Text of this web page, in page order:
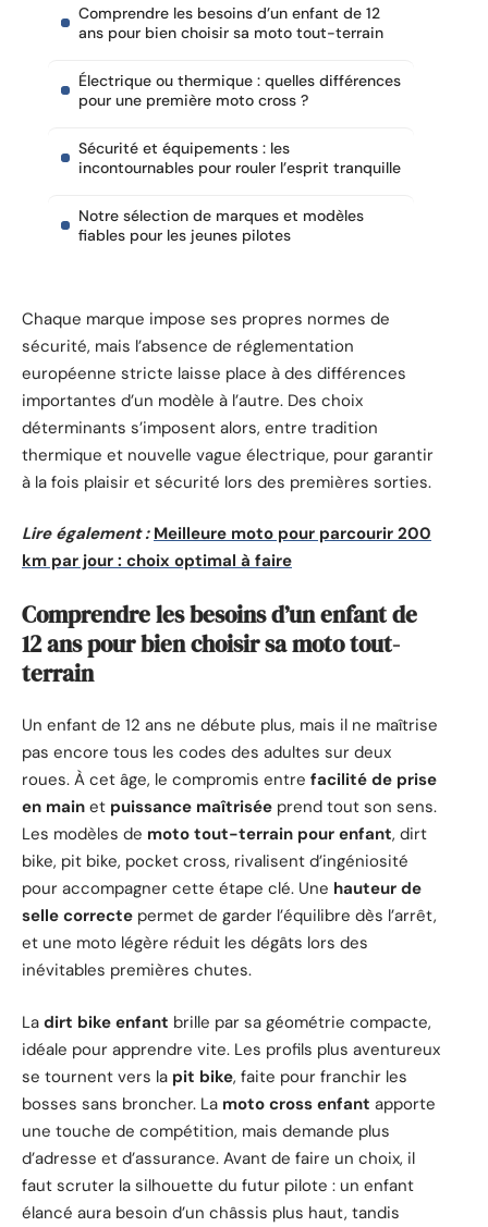
Comprendre les besoins d’un enfant de 12
ans pour bien choisir sa moto tout-terrain
Électrique ou thermique : quelles différences
pour une première moto cross ?
Sécurité et équipements : les
incontournables pour rouler l’esprit tranquille
Notre sélection de marques et modèles
fiables pour les jeunes pilotes
Chaque marque impose ses propres normes de
sécurité, mais l’absence de réglementation
européenne stricte laisse place à des différences
importantes d’un modèle à l’autre. Des choix
déterminants s’imposent alors, entre tradition
thermique et nouvelle vague électrique, pour garantir
à la fois plaisir et sécurité lors des premières sorties.
Lire également : Meilleure moto pour parcourir 200
km par jour : choix optimal à faire
Comprendre les besoins d’un enfant de
12 ans pour bien choisir sa moto tout-
terrain
Un enfant de 12 ans ne débute plus, mais il ne maîtrise
pas encore tous les codes des adultes sur deux
roues. À cet âge, le compromis entre facilité de prise
en main et puissance maîtrisée prend tout son sens.
Les modèles de moto tout-terrain pour enfant, dirt
bike, pit bike, pocket cross, rivalisent d’ingéniosité
pour accompagner cette étape clé. Une hauteur de
selle correcte permet de garder l’équilibre dès l’arrêt,
et une moto légère réduit les dégâts lors des
inévitables premières chutes.
La dirt bike enfant brille par sa géométrie compacte,
idéale pour apprendre vite. Les profils plus aventureux
se tournent vers la pit bike, faite pour franchir les
bosses sans broncher. La moto cross enfant apporte
une touche de compétition, mais demande plus
d’adresse et d’assurance. Avant de faire un choix, il
faut scruter la silhouette du futur pilote : un enfant
élancé aura besoin d’un châssis plus haut, tandis